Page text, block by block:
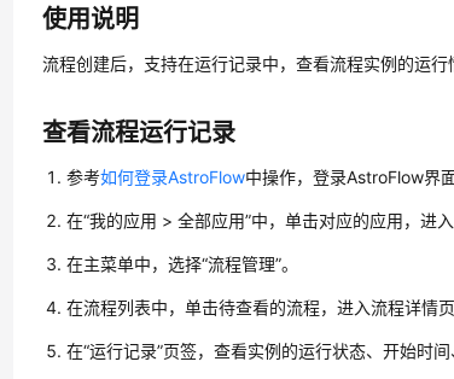
使用说明
流程创建后，支持在运行记录中，查看流程实例的运行
查看流程运行记录
参考如何登录AstroFlow中操作，登录AstroFlow界面
在“我的应用 > 全部应用”中，单击对应的应用，进入
在主菜单中，选择“流程管理”。
在流程列表中，单击待查看的流程，进入流程详情页
在“运行记录”页签，查看实例的运行状态、开始时间